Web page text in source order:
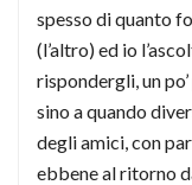
spesso di quanto
(l’altro) ed io
rispondergli, un
sino a quando
degli amici, con
ebbene al ritorno